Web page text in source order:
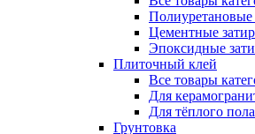
Полиуретановые
Цементные
Эпоксидные
Плиточный клей
Все товары
Для
Для тёплого пола
Грунтовка